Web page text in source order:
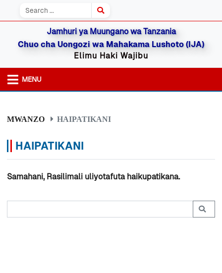
Jamhuri ya Muungano wa Tanzania
Chuo cha Uongozi wa Mahakama Lushoto (IJA)
Elimu Haki Wajibu
MENU
MWANZO HAIPATIKANI
HAIPATIKANI
Samahani, Rasilimali uliyotafuta haikupatikana.